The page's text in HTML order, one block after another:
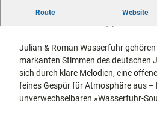
n,
Galeri
en und
Sonde
rausst
Gärten
Kassel
Wandern
im
Grünen
mit
Kindern
Gastronomie
und
Route Website
Timelines
Julian & Roman Wasserfuhr
markanten Stimmen des deutschen
sich durch klare Melodien, eine
feines Gespür für Atmosphäre aus –
unverwechselbaren »Wasserfuhr-